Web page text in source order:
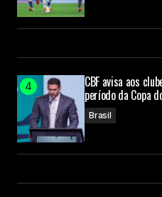
CBF avisa aos
período da Copa
Brasil